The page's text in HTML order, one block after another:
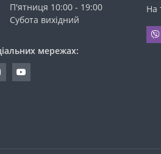
П'ятниця 10:00 - 19:00
Cубота вихідний
мережах:
На